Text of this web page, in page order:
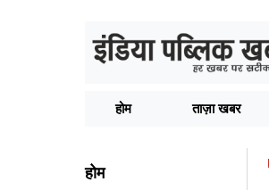
होम ताज़ा खबर
होम